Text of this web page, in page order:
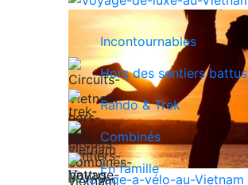
Incontournables
Hors des sentiers battus
Rando & Trek
Combinés
En famille